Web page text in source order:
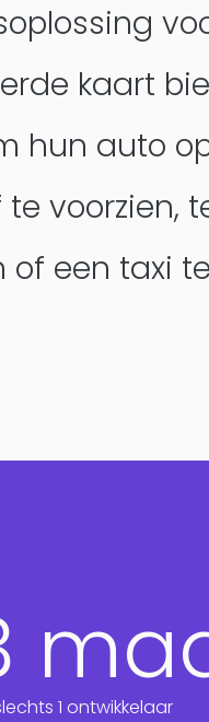
Services
Services
kaart
hun auto
voorzien,
of een taxi
1 ontwikkelaar